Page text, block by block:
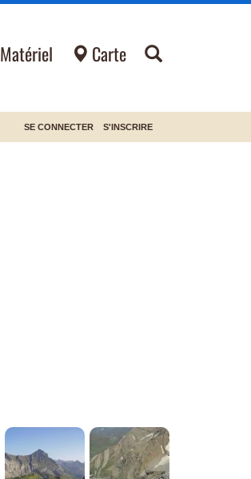
Matériel Carte
SE CONNECTER S'INSCRIRE